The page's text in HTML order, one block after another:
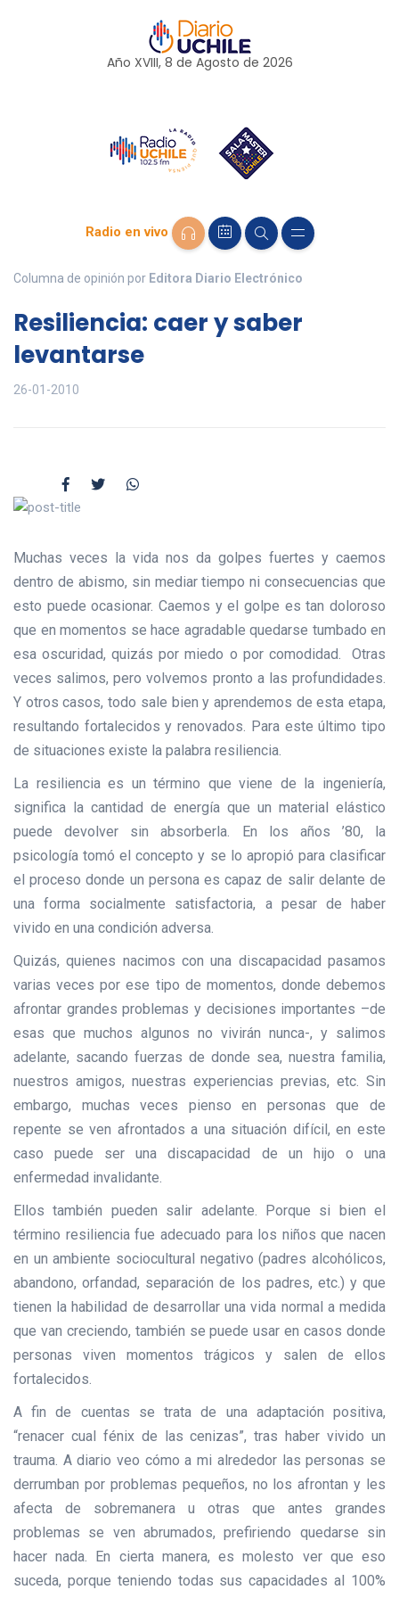
Año XVIII, 8 de Agosto de 2026
Radio en vivo
Columna de opinión por Editora Diario Electrónico
Resiliencia: caer y saber
levantarse
26-01-2010
Muchas veces la vida nos da golpes fuertes y caemos
dentro de abismo, sin mediar tiempo ni consecuencias que
esto puede ocasionar. Caemos y el golpe es tan doloroso
que en momentos se hace agradable quedarse tumbado en
esa oscuridad, quizás por miedo o por comodidad. Otras
veces salimos, pero volvemos pronto a las profundidades.
Y otros casos, todo sale bien y aprendemos de esta etapa,
resultando fortalecidos y renovados. Para este último tipo
de situaciones existe la palabra resiliencia.
La resiliencia es un término que viene de la ingeniería,
significa la cantidad de energía que un material elástico
puede devolver sin absorberla. En los años ’80, la
psicología tomó el concepto y se lo apropió para clasificar
el proceso donde un persona es capaz de salir delante de
una forma socialmente satisfactoria, a pesar de haber
vivido en una condición adversa.
Quizás, quienes nacimos con una discapacidad pasamos
varias veces por ese tipo de momentos, donde debemos
afrontar grandes problemas y decisiones importantes –de
esas que muchos algunos no vivirán nunca-, y salimos
adelante, sacando fuerzas de donde sea, nuestra familia,
nuestros amigos, nuestras experiencias previas, etc. Sin
embargo, muchas veces pienso en personas que de
repente se ven afrontados a una situación difícil, en este
caso puede ser una discapacidad de un hijo o una
enfermedad invalidante.
Ellos también pueden salir adelante. Porque si bien el
término resiliencia fue adecuado para los niños que nacen
en un ambiente sociocultural negativo (padres alcohólicos,
abandono, orfandad, separación de los padres, etc.) y que
tienen la habilidad de desarrollar una vida normal a medida
que van creciendo, también se puede usar en casos donde
personas viven momentos trágicos y salen de ellos
fortalecidos.
A fin de cuentas se trata de una adaptación positiva,
“renacer cual fénix de las cenizas”, tras haber vivido un
trauma. A diario veo cómo a mi alrededor las personas se
derrumban por problemas pequeños, no los afrontan y les
afecta de sobremanera u otras que antes grandes
problemas se ven abrumados, prefiriendo quedarse sin
hacer nada. En cierta manera, es molesto ver que eso
suceda, porque teniendo todas sus capacidades al 100%